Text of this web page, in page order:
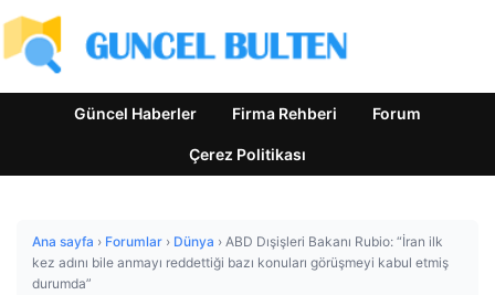
Güncel Haberler Firma Rehberi Forum
Çerez Politikası
Ana sayfa › Forumlar › Dünya › ABD Dışişleri Bakanı Rubio: “İran ilk
kez adını bile anmayı reddettiği bazı konuları görüşmeyi kabul etmiş
durumda”